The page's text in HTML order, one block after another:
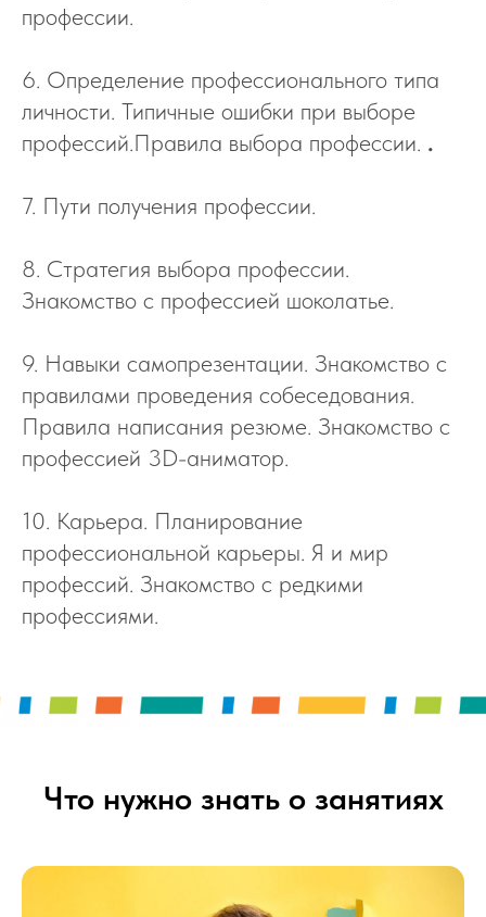
профессии.
6. Определение профессионального типа
личности. Типичные ошибки при выборе
профессий.Правила выбора профессии. .
7. Пути получения профессии.
8. Стратегия выбора профессии.
Знакомство с профессией шоколатье.
9. Навыки самопрезентации. Знакомство с
правилами проведения собеседования.
Правила написания резюме. Знакомство с
профессией 3D-аниматор.
10. Карьера. Планирование
профессиональной карьеры. Я и мир
профессий. Знакомство с редкими
профессиями.
Что нужно знать о занятиях